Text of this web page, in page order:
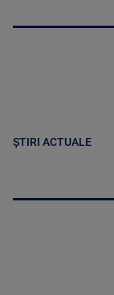
ȘTIRI ACTUALE